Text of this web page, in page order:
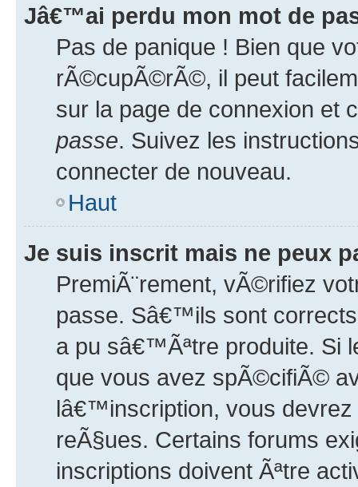
Jâ€™ai perdu mon mot de
Pas de panique ! Bien que
rÃ©cupÃ©rÃ©, il peut
sur la page de connexion et
passe. Suivez les
connecter de nouveau.
Haut
Je suis inscrit mais ne peux
PremiÃ¨rement, vÃ©rifiez
passe. Sâ€™ils sont
a pu sâ€™Ãªtre produite. Si
que vous avez spÃ©cifiÃ©
lâ€™inscription, vous
reÃ§ues. Certains forums
inscriptions doivent Ãªtre